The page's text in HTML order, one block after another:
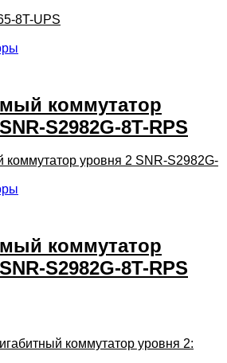
8T-UPS
коммутатор
S2982G-8T-RPS
коммутатор
S2982G-8T-RPS
коммутатор уровня 2: